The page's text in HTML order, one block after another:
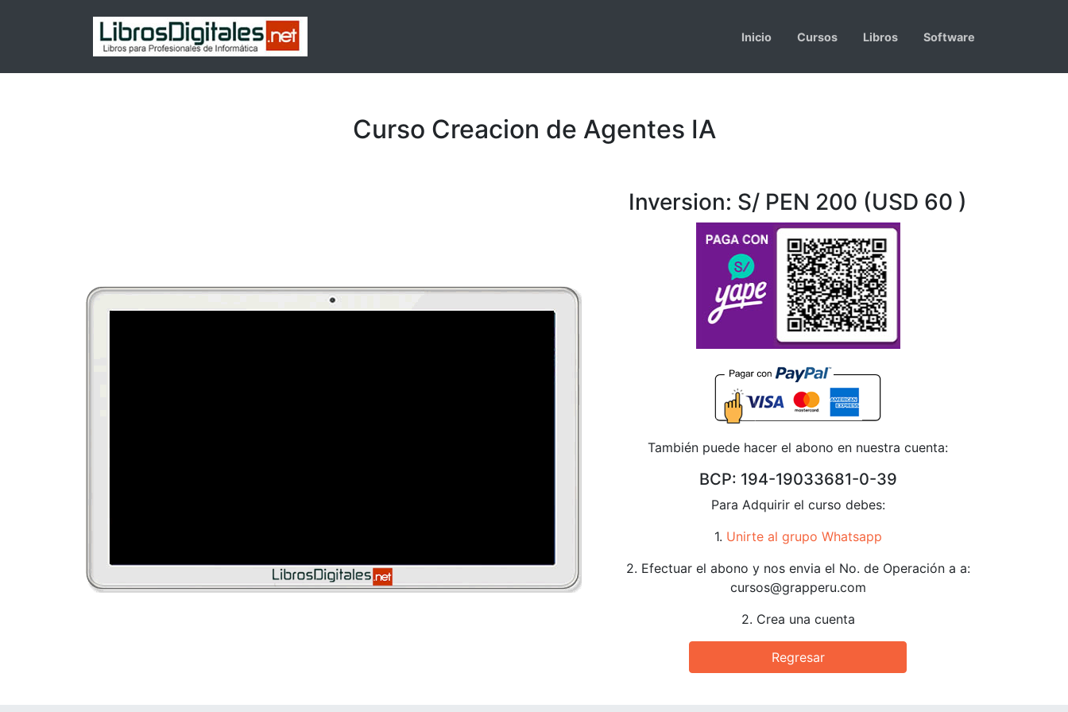
Inicio Cursos Libros Software
Curso Creacion de Agentes IA
Inversion: S/ PEN 200 (USD 60 )
También puede hacer el abono en nuestra cuenta:
BCP: 194-19033681-0-39
Para Adquirir el curso debes:
1. Unirte al grupo Whatsapp
2. Efectuar el abono y nos envia el No. de Operación a a:
cursos@grapperu.com
2. Crea una cuenta
Regresar